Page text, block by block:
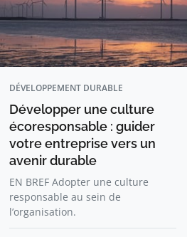
DÉVELOPPEMENT DURABLE
Développer une culture
écoresponsable : guider
votre entreprise vers un
avenir durable
EN BREF Adopter une culture
responsable au sein de
l’organisation.